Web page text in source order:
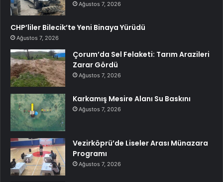
Ağustos 7, 2026
CHP’liler Bilecik’te Yeni Binaya Yürüdü
Ağustos 7, 2026
Çorum’da Sel Felaketi: Tarım Arazileri
Zarar Gördü
Ağustos 7, 2026
Karkamış Mesire Alanı Su Baskını
Ağustos 7, 2026
Vezirköprü’de Liseler Arası Münazara
Programı
Ağustos 7, 2026